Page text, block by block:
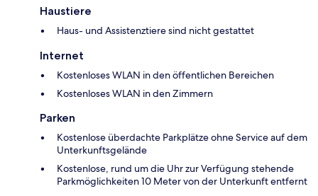
Haustiere
Haus- und Assistenztiere sind nicht gestattet
Internet
Kostenloses WLAN in den öffentlichen Bereichen
Kostenloses WLAN in den Zimmern
Parken
Kostenlose überdachte Parkplätze ohne Service auf dem
Unterkunftsgelände
Kostenlose, rund um die Uhr zur Verfügung stehende
Parkmöglichkeiten 10 Meter von der Unterkunft entfernt